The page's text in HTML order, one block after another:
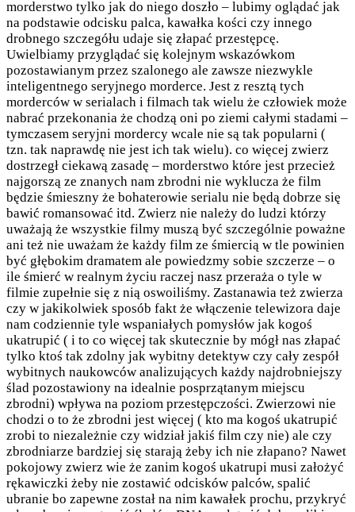
morderstwo tylko jak do niego doszło – lubimy oglądać jak
na podstawie odcisku palca, kawałka kości czy innego
drobnego szczegółu udaje się złapać przestępcę.
Uwielbiamy przyglądać się kolejnym wskazówkom
pozostawianym przez szalonego ale zawsze niezwykle
inteligentnego seryjnego morderce. Jest z resztą tych
morderców w serialach i filmach tak wielu że człowiek może
nabrać przekonania że chodzą oni po ziemi całymi stadami –
tymczasem seryjni mordercy wcale nie są tak popularni (
tzn. tak naprawdę nie jest ich tak wielu). co więcej zwierz
dostrzegł ciekawą zasadę – morderstwo które jest przecież
najgorszą ze znanych nam zbrodni nie wyklucza że film
będzie śmieszny że bohaterowie serialu nie będą dobrze się
bawić romansować itd. Zwierz nie należy do ludzi którzy
uważają że wszystkie filmy muszą być szczególnie poważne
ani też nie uważam że każdy film ze śmiercią w tle powinien
być głębokim dramatem ale powiedzmy sobie szczerze – o
ile śmierć w realnym życiu raczej nasz przeraża o tyle w
filmie zupełnie się z nią oswoiliśmy. Zastanawia też zwierza
czy w jakikolwiek sposób fakt że włączenie telewizora daje
nam codziennie tyle wspaniałych pomysłów jak kogoś
ukatrupić ( i to co więcej tak skutecznie by mógł nas złapać
tylko ktoś tak zdolny jak wybitny detektyw czy cały zespół
wybitnych naukowców analizujących każdy najdrobniejszy
ślad pozostawiony na idealnie posprzątanym miejscu
zbrodni) wpływa na poziom przestępczości. Zwierzowi nie
chodzi o to że zbrodni jest więcej ( kto ma kogoś ukatrupić
zrobi to niezależnie czy widział jakiś film czy nie) ale czy
zbrodniarze bardziej się starają żeby ich nie złapano? Nawet
pokojowy zwierz wie że zanim kogoś ukatrupi musi założyć
rękawiczki żeby nie zostawić odcisków palców, spalić
ubranie bo zapewne został na nim kawałek prochu, przykryć